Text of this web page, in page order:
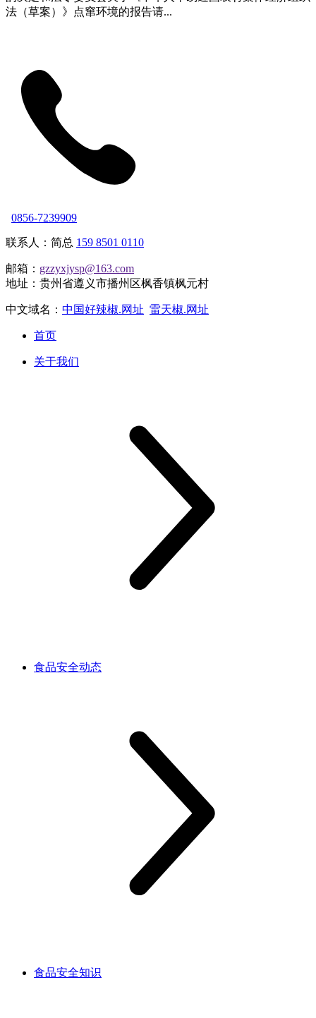
法（草案）》点窜环境的报告请...
0856-7239909
联系人：简总 159 8501 0110
邮箱： gzzyxjysp@163.com
地址：贵州省遵义市播州区枫香镇枫元村
中文域名： 中国好辣椒.网址 雷天椒.网址
首页
关于我们
食品安全动态
食品安全知识